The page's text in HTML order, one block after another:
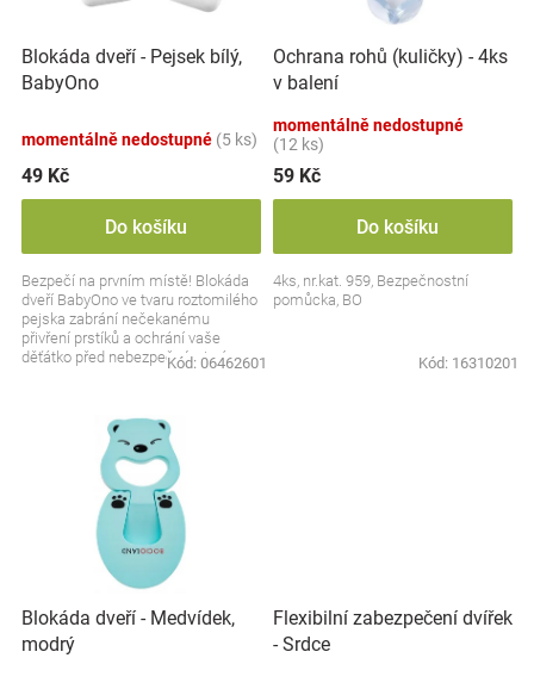
oblečení
Značky
Blog
Hračkářství
ůo
d
u
t
ů
Blokáda dveří - Pejsek bílý,
BabyOno
momentálně nedostupné (5 ks)
49 Kč
Do košíku
Bezpečí na prvním místě! Blokáda
dveří BabyOno ve tvaru roztomilého
pejska zabrání nečekanému
přivření prstíků a ochrání vaše
děťátko před nebezpečnými nárazy.
Kód: 06462601
Ochrana rohů (kuličky) - 4ks
v balení
momentálně nedostupné
(12 ks)
59 Kč
Do košíku
4ks, nr.kat. 959, Bezpečnostní
pomůcka, BO
Kód: 16310201
Blokáda dveří - Medvídek,
modrý
Flexibilní zabezpečení dvířek
- Srdce